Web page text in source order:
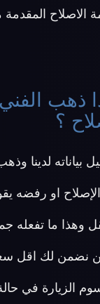
ذهب
؟
بياناته لدينا
او رفضه
وهذا ما تفعله
نضمن لك اقل
الزيارة في